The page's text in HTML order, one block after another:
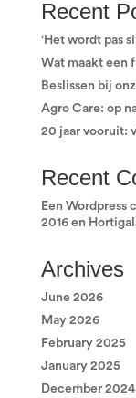
Recent
‘Het wordt pas
Wat maakt een
Beslissen bij
Agro Care: op
20 jaar vooruit:
Recent
Een Wordpress
2016 en
Archives
June 2026
May 2026
February 2025
January 2025
December 2024